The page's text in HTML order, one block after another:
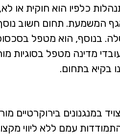
כלפיו הוא חוקית או
המשמעת. תחום חשוב
בנוסף, הוא מטפל
מדינה מטפל בסוגיות
בקיא בתחום.
במנגנונים
עמם ללא ליווי